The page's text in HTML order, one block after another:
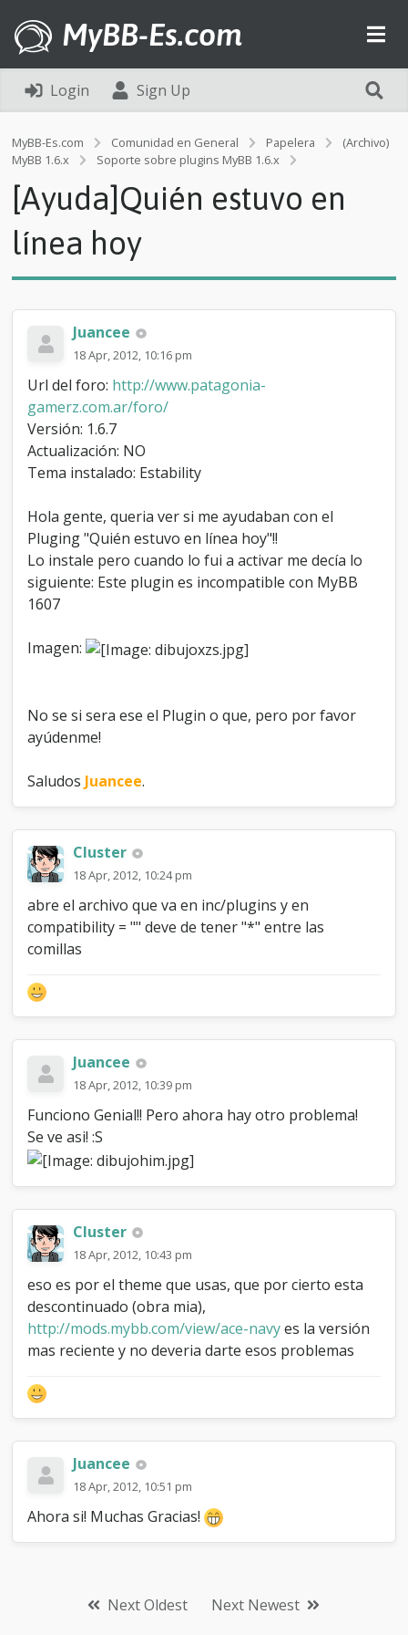
MyBB-Es.com
Login Sign Up
MyBB-Es.com Comunidad en General Papelera
(Archivo)
MyBB 1.6.x
Soporte sobre plugins MyBB 1.6.x
Q
i
í
e
h
[Ayuda]Quién estuvo en
línea hoy
Juancee
18 Apr, 2012, 10:16 pm
Url del foro: http://www.patagonia-
gamerz.com.ar/foro/
Versión: 1.6.7
Actualización: NO
Tema instalado: Estability
Hola gente, queria ver si me ayudaban con el
Pluging "Quién estuvo en línea hoy"!!
Lo instale pero cuando lo fui a activar me decía lo
siguiente: Este plugin es incompatible con MyBB
1607
Imagen:
No se si sera ese el Plugin o que, pero por favor
ayúdenme!
Saludos Juancee.
Cluster
18 Apr, 2012, 10:24 pm
abre el archivo que va en inc/plugins y en
compatibility = "" deve de tener "*" entre las
comillas
Juancee
18 Apr, 2012, 10:39 pm
Funciono Genial!! Pero ahora hay otro problema!
Se ve asi! :S
Cluster
18 Apr, 2012, 10:43 pm
eso es por el theme que usas, que por cierto esta
descontinuado (obra mia),
http://mods.mybb.com/view/ace-navyes la versión
mas reciente y no deveria darte esos problemas
Juancee
18 Apr, 2012, 10:51 pm
Ahora si! Muchas Gracias!
Next Oldest Next Newest